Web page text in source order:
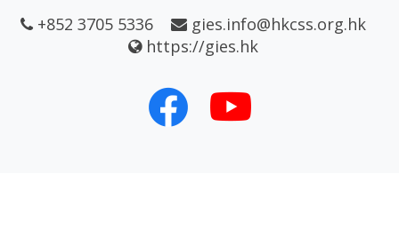
+852 3705 5336
gies.info@hkcss.org.hk
https://gies.hk